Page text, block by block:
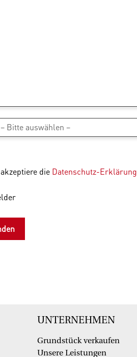
die Datenschutz-Erklärung
UNTERNEHMEN
Grundstück verkaufen
Unsere Leistungen